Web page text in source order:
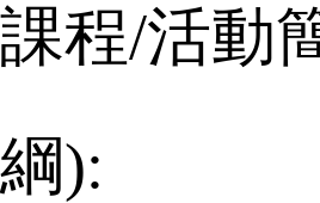
課程/活動
綱):